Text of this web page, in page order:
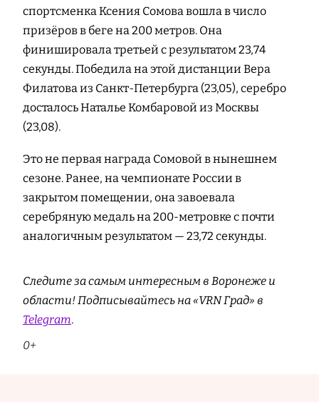
спортсменка Ксения Сомова вошла в число
призёров в беге на 200 метров. Она
финишировала третьей с результатом 23,74
секунды. Победила на этой дистанции Вера
Филатова из Санкт-Петербурга (23,05), серебро
досталось Наталье Комбаровой из Москвы
(23,08).
Это не первая награда Сомовой в нынешнем
сезоне. Ранее, на чемпионате России в
закрытом помещении, она завоевала
серебряную медаль на 200‑метровке с почти
аналогичным результатом — 23,72 секунды.
Следите за самым интересным в Воронеже и
области! Подписывайтесь на «VRN Град» в
Telegram.
0+